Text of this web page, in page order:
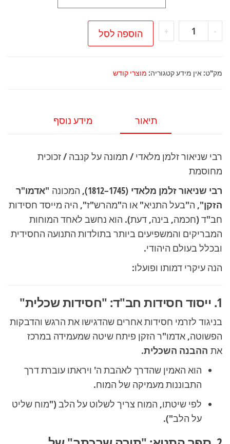
-
כמות
של
שניאור
קנבה
/
זכוכית
מחוסמת
+ הוספה לסל
מק"ט:אין מידעקטגוריה: מוצרי קודש
תיאור מידע נוסף
רבי שניאור זלמן מלאדי / תמונה על קנבה / זכוכית
מחוסמת
רבי שניאור זלמן מלאדי (1745–1812), המכונה
"אדמו"ר
הזקן", ה"בעל התניא" או ה"מהרש"ז", היה מייסד חסידות
חב"ד (חכמה, בינה, דעת). הוא נחשב לאחד המוחות
המבריקים והמשפיעים ביותר בתולדות התנועה החסידית
ובכלל בעולם היהודי.
הנה עיקרי דמותו ופועלו:
1. ייסוד חסידות חב"ד: "חסידות שכלית"
בניגוד לזרמי חסידות אחרים שהדגישו את הרגש והדבקות
הפשוטה, אדמו"ר הזקן פיתח שיטה שמעמידה במרכז
את ההבנה השכלית.
הוא האמין שהדרך לאהבת ה' ויראתו עוברת דרך
התבוננות מעמיקה של המוח.
לפי שיטתו, המוח צריך לשלוט על הלב ("מוח שליט
על הלב").